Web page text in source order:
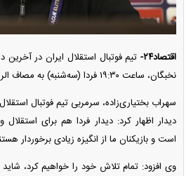
اقتصاد۲۴-
تیم فوتبال استقلال ایران در
نخبگان، ساعت ۱۹:۳۰ فردا (سه‌شنبه) به مصاف الریان می‌رود.
سهراب بختیاری‌زاده، سرمربی تیم فوتبال
دیدار اظهار کرد: دیدار فردا هم برای
است و بازیکنان ما از انگیزه زیادی برخوردار
وی افزود: تمام تلاش خود را خواهیم کرد، شاید